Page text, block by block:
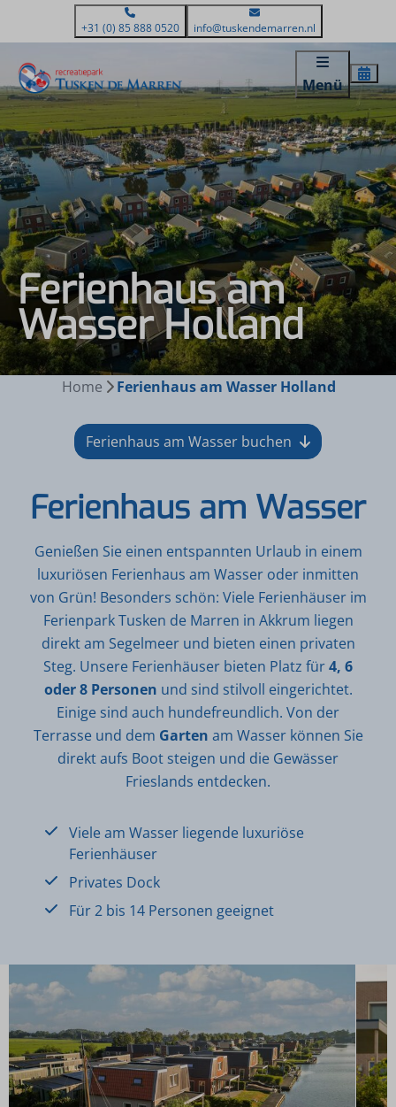
+31 (0) 85 888 0520 info@tuskendemarren.nl
Menü
Ferienhaus am
Wasser Holland
Home Ferienhaus am Wasser Holland
Ferienhaus am Wasser buchen
Ferienhaus am Wasser
Genießen Sie einen entspannten Urlaub in einem
luxuriösen Ferienhaus am Wasser oder inmitten
von Grün! Besonders schön: Viele Ferienhäuser im
Ferienpark Tusken de Marren in Akkrum liegen
direkt am Segelmeer und bieten einen privaten
Steg. Unsere Ferienhäuser bieten Platz für4, 6
oder 8 Personen und sind stilvoll eingerichtet.
Einige sind auch hundefreundlich. Von der
Terrasse und dem Garten am Wasser können Sie
direkt aufs Boot steigen und die Gewässer
Frieslands entdecken.
Viele am Wasser liegende luxuriöse
Ferienhäuser
Privates Dock
Für 2 bis 14 Personen geeignet